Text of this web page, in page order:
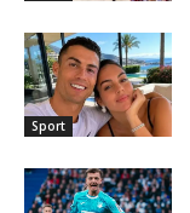
Sport